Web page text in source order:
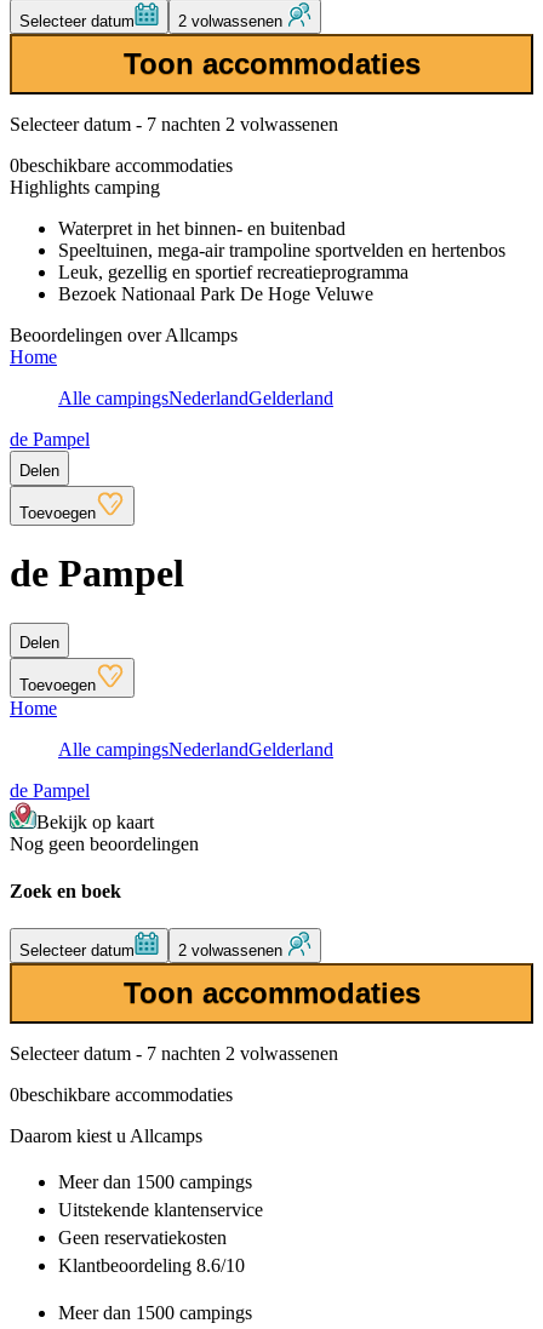
Selecteer datum 2 volwassenen
Toon accommodaties
Selecteer datum - 7 nachten 2 volwassenen
0beschikbare accommodaties
Highlights camping
Waterpret in het binnen- en buitenbad
Speeltuinen, mega-air trampoline sportvelden en hertenbos
Leuk, gezellig en sportief recreatieprogramma
Bezoek Nationaal Park De Hoge Veluwe
Beoordelingen over Allcamps
Home
Alle campingsNederlandGelderland
de Pampel
Delen
Toevoegen
de Pampel
Delen
Toevoegen
Home
Alle campingsNederlandGelderland
de Pampel
Bekijk op kaart
Nog geen beoordelingen
Zoek en boek
Selecteer datum 2 volwassenen
Toon accommodaties
Selecteer datum - 7 nachten 2 volwassenen
0beschikbare accommodaties
Daarom kiest u Allcamps
Meer dan 1500 campings
Uitstekende klantenservice
Geen reservatiekosten
Klantbeoordeling 8.6/10
Meer dan 1500 campings